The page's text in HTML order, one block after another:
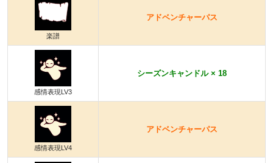
楽譜
アドベンチャーパス
感情表現LV3
シーズンキャンドル × 18
感情表現LV4
アドベンチャーパス